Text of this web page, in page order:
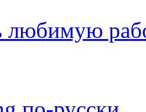
любимую